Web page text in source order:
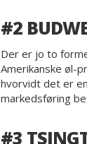
#2
Der er jo to
Amerikanske øl-
hvorvidt det er
markedsføring
#3